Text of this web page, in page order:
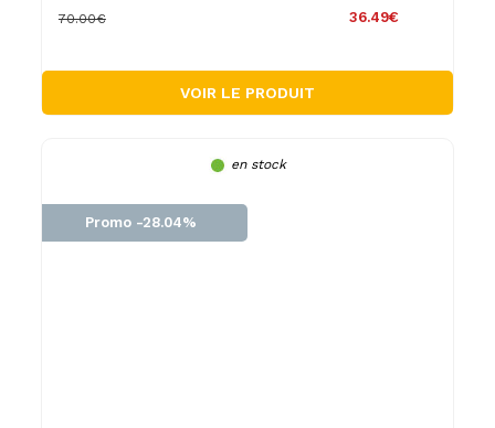
36.49€
70.00€
VOIR LE PRODUIT
en stock
Promo -28.04%